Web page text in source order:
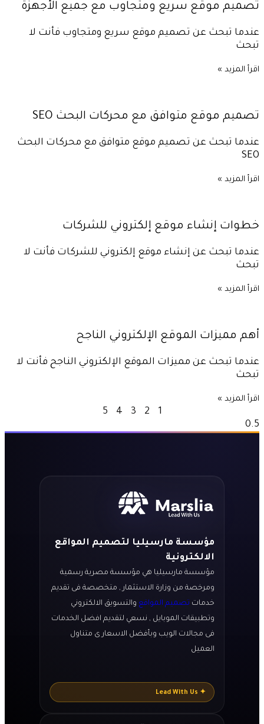
تصميم موقع سريع ومتجاوب مع جميع الأجهزة
عندما تبحث عن تصميم موقع سريع ومتجاوب فأنت لا
تبحث
اقرأ المزيد »
تصميم موقع متوافق مع محركات البحث SEO
عندما تبحث عن تصميم موقع متوافق مع محركات البحث
SEO
اقرأ المزيد »
خطوات إنشاء موقع إلكتروني للشركات
عندما تبحث عن إنشاء موقع إلكتروني للشركات فأنت لا
تبحث
اقرأ المزيد »
أهم مميزات الموقع الإلكتروني الناجح
عندما تبحث عن مميزات الموقع الإلكتروني الناجح فأنت لا
تبحث
اقرأ المزيد »
1
2
3
4
5
مؤسسة مارسيليا لتصميم المواقع
الالكترونية
مؤسسة مارسيليا هي مؤسسة مصرية رسمية
ومرخصة من وزارة الاستثمار , متخصصة فى تقديم
خدمات تصميم المواقع والتسويق الالكتروني
وتطبيقات الموبايل , نسعي لتقديم افضل الخدمات
فى مجالات الويب وبأفضل الاسعار ى متناول
العميل
✦ Lead With Us